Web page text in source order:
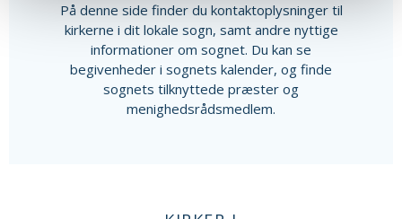
På denne side finder du kontaktoplysninger til
kirkerne i dit lokale sogn, samt andre nyttige
informationer om sognet. Du kan se
begivenheder i sognets kalender, og finde
sognets tilknyttede præster og
menighedsrådsmedlem.